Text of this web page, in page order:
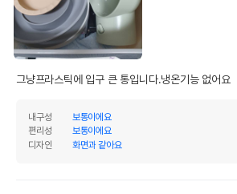
법에 의한 인증,허가 등을
받았음을 확인할수 있는
경우 그에 대한 사항
제조국 또는 원산지
제조자,수입품의 경우
AS책임자와 전화번호
또는 소비자상담 관련
그냥프라스틱에 입구 큰 통입니다.냉온기능 없어요
내구성
보통이에요
편리성
보통이에요
디자인
화면과 같아요